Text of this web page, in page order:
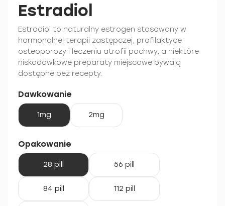
Estradiol
Estradiol to naturalny estrogen stosowany w
hormonalnej terapii zastępczej, profilaktyce
osteoporozy i leczeniu atrofii pochwy, a niektóre
niskodawkowe preparaty miejscowe bywają
dostępne bez recepty.
Dawkowanie
1mg 2mg
Opakowanie
28 pill 56 pill
84 pill 112 pill